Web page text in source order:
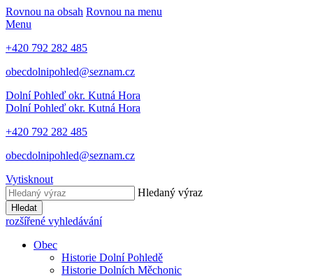
Rovnou na obsah Rovnou na menu
Menu
+420 792 282 485
obecdolnipohled@seznam.cz
Dolní Pohleď okr. Kutná Hora
Dolní Pohleď okr. Kutná Hora
+420 792 282 485
obecdolnipohled@seznam.cz
Vytisknout
Hledaný výraz
Hledat
rozšířené vyhledávání
Obec
Historie Dolní Pohledě
Historie Dolních Měchonic